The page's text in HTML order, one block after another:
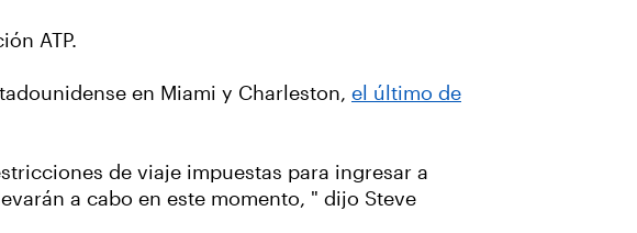
ATP.
en Miami y Charleston, el último de
de viaje impuestas para ingresar a
a cabo en este momento, " dijo Steve